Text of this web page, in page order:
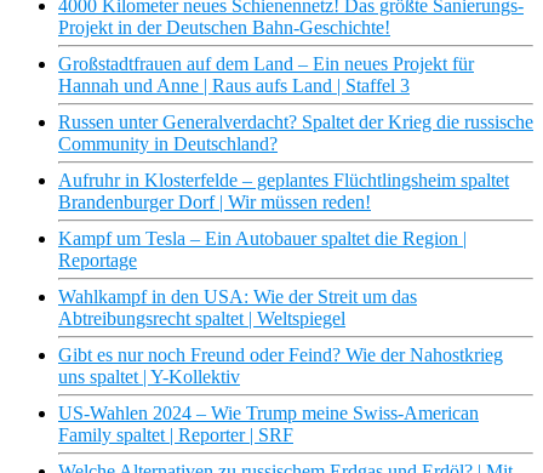
4000 Kilometer neues Schienennetz! Das größte Sanierungs-
Projekt in der Deutschen Bahn-Geschichte!
Großstadtfrauen auf dem Land – Ein neues Projekt für
Hannah und Anne | Raus aufs Land | Staffel 3
Russen unter Generalverdacht? Spaltet der Krieg die russische
Community in Deutschland?
Aufruhr in Klosterfelde – geplantes Flüchtlingsheim spaltet
Brandenburger Dorf | Wir müssen reden!
Kampf um Tesla – Ein Autobauer spaltet die Region |
Reportage
Wahlkampf in den USA: Wie der Streit um das
Abtreibungsrecht spaltet | Weltspiegel
Gibt es nur noch Freund oder Feind? Wie der Nahostkrieg
uns spaltet | Y-Kollektiv
US-Wahlen 2024 – Wie Trump meine Swiss-American
Family spaltet | Reporter | SRF